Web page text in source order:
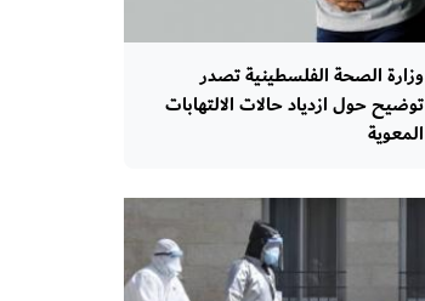
وزارة الصحة الفلسطينية تصدر
توضيح حول ازدياد حالات الالتهابات
المعوية